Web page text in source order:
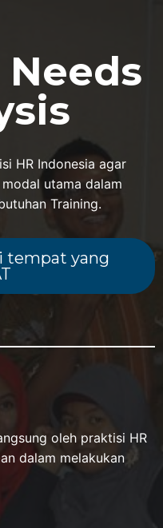
HR Indonesia agar
utama dalam
Training.
tempat yang
oleh praktisi HR
dalam melakukan